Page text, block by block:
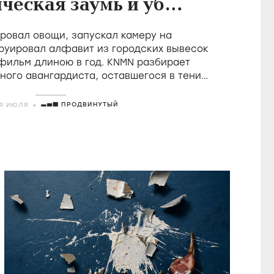
заумь и убой
фильмах Холлиса
овощи, запускал камеру на
алфавит из городских вывесок
длиною в год. KNMN разбирает
авангардиста, оставшегося в тени
ИЮЛЯ ПРОДВИНУТЫЙ